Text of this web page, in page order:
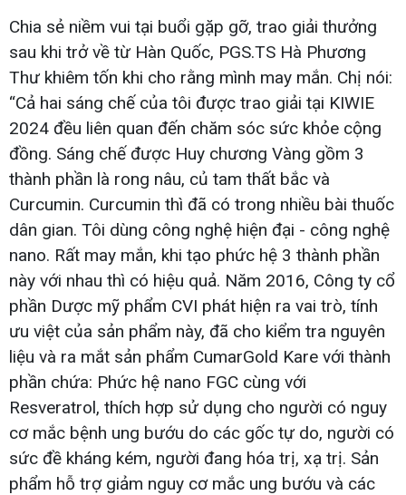
Chia sẻ niềm vui tại buổi gặp gỡ, trao giải thưởng
sau khi trở về từ Hàn Quốc, PGS.TS Hà Phương
Thư khiêm tốn khi cho rằng mình may mắn. Chị nói:
“Cả hai sáng chế của tôi được trao giải tại KIWIE
2024 đều liên quan đến chăm sóc sức khỏe cộng
đồng. Sáng chế được Huy chương Vàng gồm 3
thành phần là rong nâu, củ tam thất bắc và
Curcumin. Curcumin thì đã có trong nhiều bài thuốc
dân gian. Tôi dùng công nghệ hiện đại - công nghệ
nano. Rất may mắn, khi tạo phức hệ 3 thành phần
này với nhau thì có hiệu quả. Năm 2016, Công ty cổ
phần Dược mỹ phẩm CVI phát hiện ra vai trò, tính
ưu việt của sản phẩm này, đã cho kiểm tra nguyên
liệu và ra mắt sản phẩm CumarGold Kare với thành
phần chứa: Phức hệ nano FGC cùng với
Resveratrol, thích hợp sử dụng cho người có nguy
cơ mắc bệnh ung bướu do các gốc tự do, người có
sức đề kháng kém, người đang hóa trị, xạ trị. Sản
phẩm hỗ trợ giảm nguy cơ mắc ung bướu và các